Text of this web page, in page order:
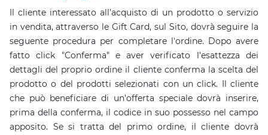
Il cliente interessato all’acquisto di un prodotto o servizio
in vendita, attraverso le Gift Card, sul Sito, dovrà seguire la
seguente procedura per completare l'ordine. Dopo avere
fatto click "Conferma" e aver verificato l'esattezza dei
dettagli del proprio ordine il cliente conferma la scelta del
prodotto o del prodotti selezionati con un click. Il cliente
che può beneficiare di un'offerta speciale dovrà inserire,
prima della conferma, il codice in suo possesso nel campo
apposito. Se si tratta del primo ordine, il cliente dovrà